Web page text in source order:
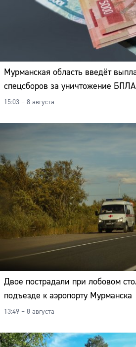
Мурманская область введёт
спецсборов за уничтожение БПЛА
15:03 – 8 августа
Двое пострадали при лобовом
подъезде к аэропорту Мурманска
13:49 – 8 августа
Сайт: